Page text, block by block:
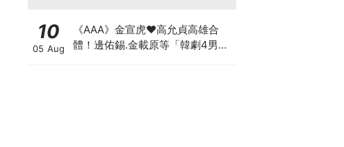
10
05 Aug
《AAA》金宣虎♥高允貞高雄合
體！邊佑錫.金載原等「韓劇4男